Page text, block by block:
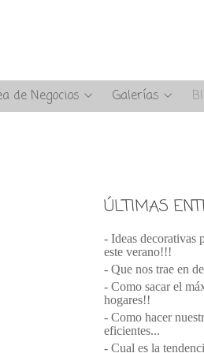
de Negocios Galerías
ÚLTIMAS
- Ideas decorativas
este verano!!!
- Que nos trae en
- Como sacar el
hogares!!
- Como hacer
eficientes...
- Cual es la